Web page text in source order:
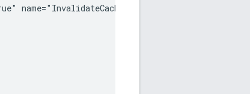
name="InvalidateCache-Token">